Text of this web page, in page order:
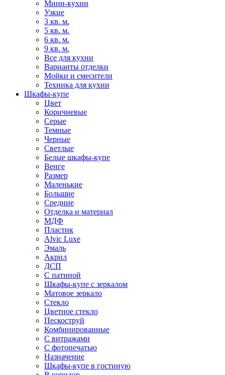
Мини-кухни
Узкие
3 кв. м.
5 кв. м.
6 кв. м.
9 кв. м.
Все для кухни
Варианты отделки
Мойки и смесители
Техника для кухни
Шкафы-купе
Цвет
Коричневые
Серые
Темные
Черные
Светлые
Белые шкафы-купе
Венге
Размер
Маленькие
Большие
Средние
Отделка и материал
МДФ
Пластик
Alvic Luxe
Эмаль
Акрил
ДСП
С патиной
Шкафы-купе с зеркалом
Матовое зеркало
Стекло
Цветное стекло
Пескоструй
Комбинированные
С витражами
С фотопечатью
Назначение
Шкафы-купе в гостиную